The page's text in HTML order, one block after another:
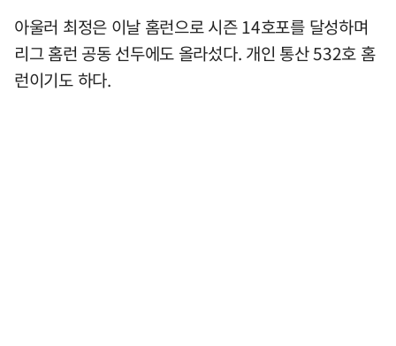
아울러 최정은 이날 홈런으로 시즌 14호포를 달성하며
리그 홈런 공동 선두에도 올라섰다. 개인 통산 532호 홈
런이기도 하다.